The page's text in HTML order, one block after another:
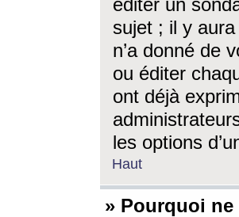
éditer un
sujet ; il y
n’a donné de
ou éditer
ont déjà
les options
Haut
» Pourquoi